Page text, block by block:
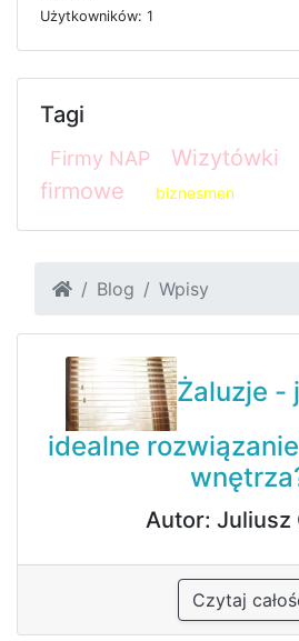
Użytkowników: 1
Tagi
Firmy NAP
Wizytówki
firmowe
biznesmen
Blog Wpisy
Żaluzje -
idealne
Autor: Juliusz
Czytaj